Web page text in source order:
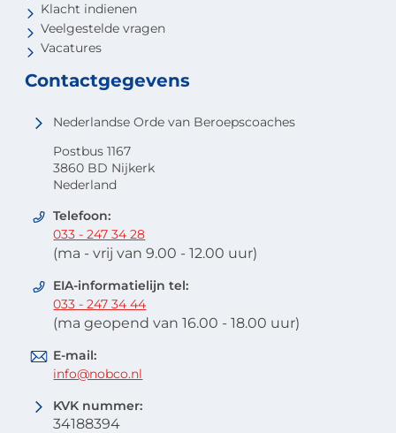
Klacht indienen
Veelgestelde vragen
Vacatures
Contactgegevens
Nederlandse Orde van Beroepscoaches
Postbus 1167
3860 BD Nijkerk
Nederland
Telefoon:
033 - 247 34 28
(ma - vrij van 9.00 - 12.00 uur)
EIA-informatielijn tel:
033 - 247 34 44
(ma geopend van 16.00 - 18.00 uur)
E-mail:
info@nobco.nl
KVK nummer:
34188394